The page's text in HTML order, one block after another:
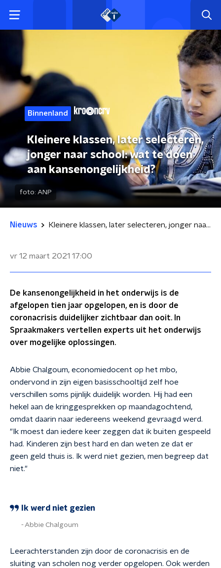
Binnenland
Kleinere klassen, later selecteren,
jonger naar school: wat te doen
aan kansenongelijkheid?
foto: ANP
Nieuws Kleinere klassen, later selecteren, jonger naar school: wat te doen aan kansenongelijkheid?
vr 12 maart 2021 17:00
De kansenongelijkheid in het onderwijs is de
afgelopen tien jaar opgelopen, en is door de
coronacrisis duidelijker zichtbaar dan ooit. In
Spraakmakers vertellen experts uit het onderwijs
over mogelijke oplossingen.
Abbie Chalgoum, economiedocent op het mbo,
ondervond in zijn eigen basisschooltijd zelf hoe
verschillen soms pijnlijk duidelijk worden. Hij had een
hekel aan de kringgesprekken op maandagochtend,
omdat daarin naar iedereens weekend gevraagd werd.
"Ik moest dan iedere keer zeggen dat ik buiten gespeeld
had. Kinderen zijn best hard en dan weten ze dat er
geen geld thuis is. Ik werd niet gezien, men begreep dat
niet."
Ik werd niet gezien
Abbie Chalgoum
Leerachterstanden zijn door de coronacrisis en de
sluiting van scholen nog verder opgelopen. Ook werden